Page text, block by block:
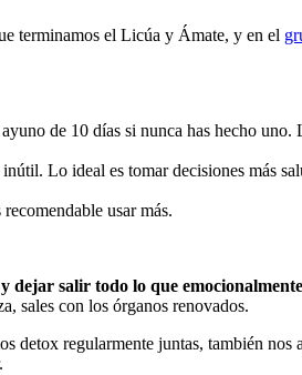
terminamos el Licúa y Ámate, y en el
de 10 días si nunca has hecho
Lo ideal es tomar decisiones más
usar más.
salir todo lo que
sales con los órganos renovados.
regularmente juntas, también nos